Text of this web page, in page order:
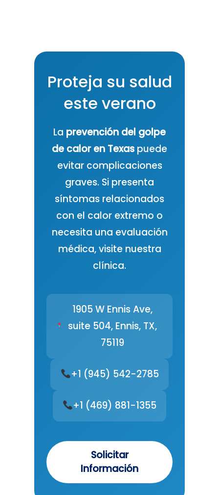
Proteja su salud
este verano
La prevención del golpe
de calor en Texas puede
evitar complicaciones
graves. Si presenta
síntomas relacionados
con el calor extremo o
necesita una evaluación
médica, visite nuestra
clínica.
1905 W Ennis Ave,
suite 504, Ennis, TX,
75119
+1 (945) 542-2785
+1 (469) 881-1355
Solicitar
Información